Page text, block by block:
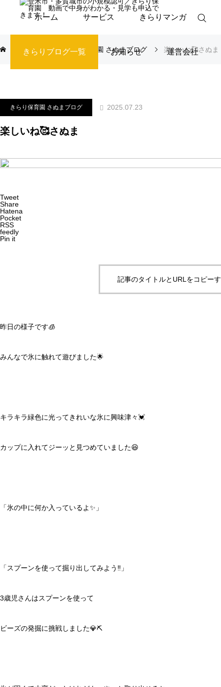
ホーム サービス きらりマンガ
きらりブログ一覧 お知らせ 運営会社
ブログ きらり保育園 さぬまブログ 楽しいね🥰さぬま
きらり保育園 さぬまブログ 2025.07.23
楽しいね🥰さぬま
Tweet
Share
Hatena
Pocket
RSS
feedly
Pin it
記事のタイトルとURLをコピー
昨日の様子です🧊
みんなで氷に触れて遊びました🌟
キラキラ緑色に光ってきれいな氷に興味津々💓
カップに入れてジーッと見つめていました😆
「氷の中に何か入っているよ✨」
「スプーンを使って掘り出してみよう‼️」
3歳児さんはスプーンを使って
ビーズの発掘に挑戦しました💎⛏